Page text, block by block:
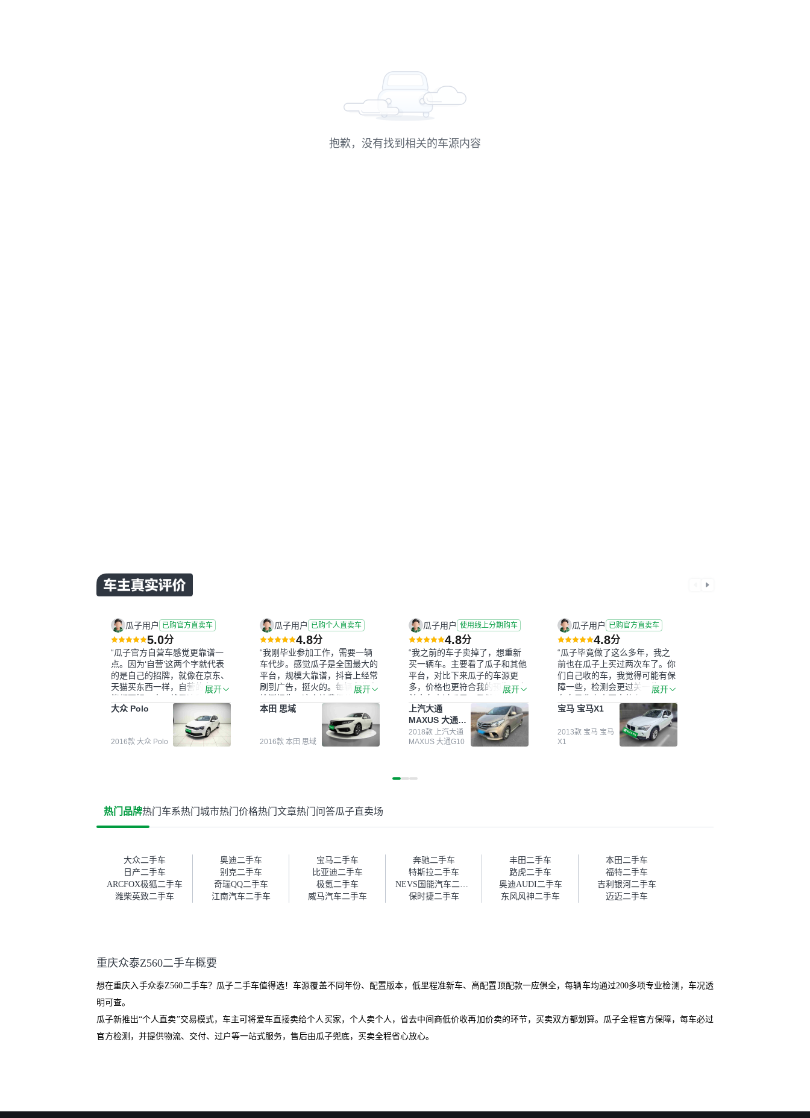
抱歉，没有找到相关的车源内容
瓜子用户 已购官方直卖车
5.0分
“瓜子官方自营车感觉更靠谱一
点。因为‘自营’这两个字就代表
的是自己的招牌，就像在京东、
天猫买东西一样，自营的东西可
能都要好一点。就是这种刻板印
象吧。一开始买二手车的时候，
我确实有担心过事故车、泡水车
这些问题。瓜子的检测报告其实
并不能完全打消顾虑，因为我也
果跟你们的报告是符合的，所以
这次车况没问题。购车流程挺快
车。去之前我提前跟交接人员说
好，到了之后要当着我的面再做
一次复检，你们也安排了师傅，
服务可以，速度很快。体验下来
自营车的感觉是要比个人车好一
我协商，主动权在平台手里。”
展开
大众 Polo
2016款 大众 Polo
瓜子用户 已购个人直卖车
4.8分
“我刚毕业参加工作，需要一辆
车代步。感觉瓜子是全国最大的
平台，规模大靠谱，抖音上经常
刷到广告，挺火的。每辆车都有
检测报告，这个让我很放心。去
外面买车全凭卖家一张嘴，不敢
买。我买了本田思域，白色，过
户次数少，公里数符合，虽然价
格比我心理预期略高一点，但瓜
价格比车商那便宜，车况也有检
展开
本田 思域
2016款 本田 思域
瓜子用户 使用线上分期购车
4.8分
“我之前的车子卖掉了，想重新
买一辆车。主要看了瓜子和其他
平台，对比下来瓜子的车源更
多，价格也更符合我的预期。之
前卖车来过瓜子，虽然价格没谈
成，但APP一直留着。瓜子毕竟
是大平台，整体印象还好。我最
终买了一台上汽大通，18年的
车，公里数9万多，符合我的要
捷，其他平台的分期需要到当地
障。”
展开
上汽大通
MAXUS 大通
G10
2018款 上汽大通
MAXUS 大通G10
瓜子用户 已购官方直卖车
4.8分
“瓜子毕竟做了这么多年，我之
前也在瓜子上买过两次车了。你
们自己收的车，我觉得可能有保
障一些，检测会更过关一些。平
台自己收上来再卖的车，应该更
可靠。我买的是宝马X1，主要看
中它的价格和公里数比较合适。
另外，瓜子承诺无火烧、无事
故、无泡水、无调表，在平台自
帮我谈价。自营车我讲过价，最
后是通过花一块钱买优惠券的方
式，便宜了800块钱成交。”
展开
宝马 宝马X1
2013款 宝马 宝马
X1
热门品牌热门车系热门城市热门价格热门文章热门问答瓜子直卖场
大众二手车 奥迪二手车 宝马二手车 奔驰二手车 丰田二手车
本田二手车
日产二手车
别克二手车 比亚迪二手车 特斯拉二手车 路虎二手车
福特二手车
ARCFOX极狐二手车
奇瑞QQ二手车 极氪二手车 NEVS国能汽车二手车 奥迪AUDI二手车
吉利银河二手车
潍柴英致二手车
江南汽车二手车 威马汽车二手车 保时捷二手车 东风风神二手车 迈迈二手车
重庆众泰Z560二手车概要
想在重庆入手众泰Z560二手车？瓜子二手车值得选！车源覆盖不同年份、配置版本，低里程准新车、高配置顶配款一应俱全，每辆车均通过200多项专业检测，车况透
明可查。
瓜子新推出“个人直卖”交易模式，车主可将爱车直接卖给个人买家，个人卖个人，省去中间商低价收再加价卖的环节，买卖双方都划算。瓜子全程官方保障，每车必过
官方检测，并提供物流、交付、过户等一站式服务，售后由瓜子兜底，买卖全程省心放心。